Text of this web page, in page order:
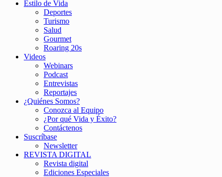
Estilo de Vida
Deportes
Turismo
Salud
Gourmet
Roaring 20s
Videos
Webinars
Podcast
Entrevistas
Reportajes
¿Quiénes Somos?
Conozca al Equipo
¿Por qué Vida y Éxito?
Contáctenos
Suscríbase
Newsletter
REVISTA DIGITAL
Revista digital
Ediciones Especiales